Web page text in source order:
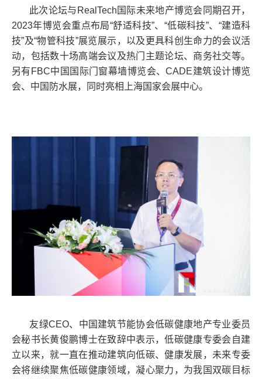
此次论坛与RealTech国际未来地产博览会同期召开，
2023年博览会重点布局“舒适科技”、“低碳科技”、“建造科
技”及“物管科技”展览展示，以及更具科创生命力的会议活
动，包括数十场高端会议及热门主题论坛、商务社交等。
另有FBC中国国际门窗幕墙博览会、CADE建筑设计博览
会、中国防水展，同时亮相上海国家会展中心。
友绿CEO、中国建筑节能协会低碳健康地产专业委员
会秘书长黄俊鹏博士在致辞中表示，低碳健康专委会自建
立以来，就一直在推动建筑向低碳、健康发展，未来专委
会将继续聚焦低碳健康领域，凝心聚力，为我国双碳目标